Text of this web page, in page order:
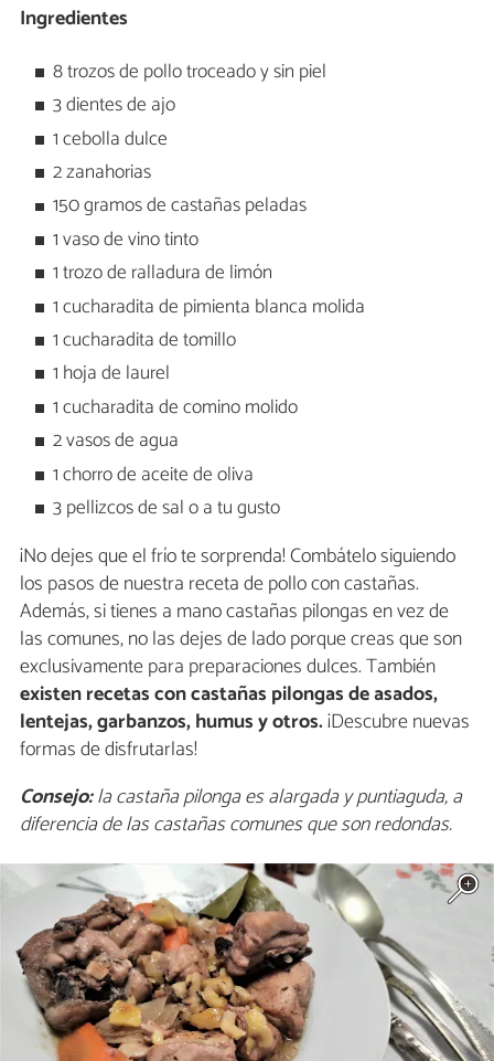
Ingredientes
8 trozos de pollo troceado y sin piel
3 dientes de ajo
1 cebolla dulce
2 zanahorias
150 gramos de castañas peladas
1 vaso de vino tinto
1 trozo de ralladura de limón
1 cucharadita de pimienta blanca molida
1 cucharadita de tomillo
1 hoja de laurel
1 cucharadita de comino molido
2 vasos de agua
1 chorro de aceite de oliva
3 pellizcos de sal o a tu gusto
¡No dejes que el frío te sorprenda! Combátelo siguiendo
los pasos de nuestra receta de pollo con castañas.
Además, si tienes a mano castañas pilongas en vez de
las comunes, no las dejes de lado porque creas que son
exclusivamente para preparaciones dulces. También
existen recetas con castañas pilongas de asados,
lentejas, garbanzos, humus y otros.¡Descubre nuevas
formas de disfrutarlas!
Consejo:la castaña pilonga es alargada y puntiaguda, a
diferencia de las castañas comunes que son redondas.